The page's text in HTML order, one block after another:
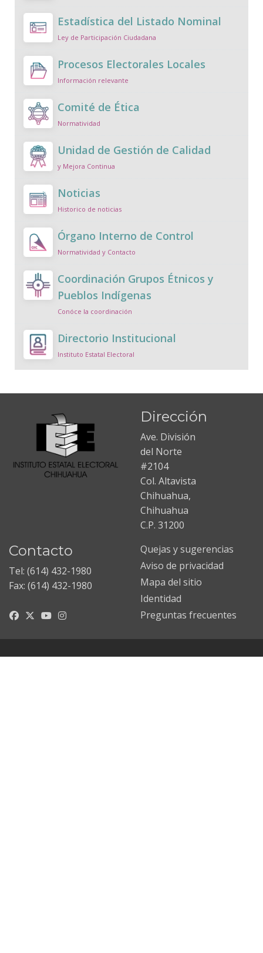
Estadística del Listado Nominal
Ley de Participación Ciudadana
Procesos Electorales Locales
Información relevante
Comité de Ética
Normatividad
Unidad de Gestión de Calidad
y Mejora Continua
Noticias
Historico de noticias
Órgano Interno de Control
Normatividad y Contacto
Coordinación Grupos Étnicos y
Pueblos Indígenas
Conóce la coordinación
Directorio Institucional
Instituto Estatal Electoral
Dirección
Ave. División
del Norte
#2104
Col. Altavista
Chihuahua,
Chihuahua
C.P. 31200
Contacto
Tel: (614) 432-1980
Fax: (614) 432-1980
Quejas y sugerencias
Aviso de privacidad
Mapa del sitio
Identidad
Preguntas frecuentes